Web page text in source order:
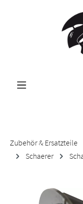
Zum Hauptinhalt
Zubehör & Ersatzteile
Schaerer
Bildergalerie